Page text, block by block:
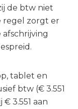
de btw niet
regel zorgt er
tablet en
btw (€ 3.551
3.551 aan